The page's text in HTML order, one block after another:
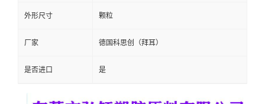
外形尺寸 颗粒
厂家 德国科思创（拜耳）
是否进口 是